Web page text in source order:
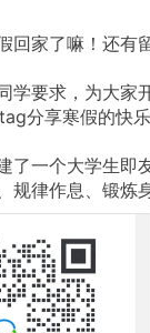
回家了嘛！还有
学要求，为大家
分享寒假的快
了一个大学生即
规律作息、锻炼